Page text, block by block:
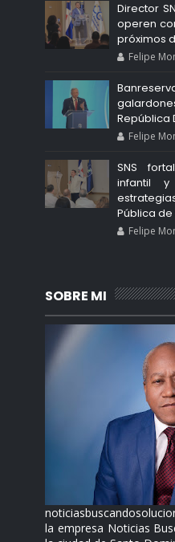
Director
operen
próximos
Felipe
República
Felipe
SNS
infantil
Pública de
Felipe
SOBRE MI
la empresa Noticias